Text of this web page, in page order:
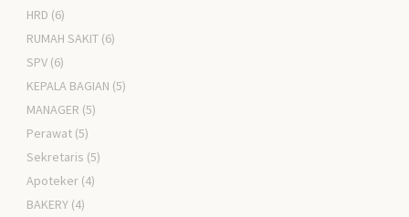
HRD (6)
RUMAH SAKIT (6)
SPV (6)
KEPALA BAGIAN (5)
MANAGER (5)
Perawat (5)
Sekretaris (5)
Apoteker (4)
BAKERY (4)